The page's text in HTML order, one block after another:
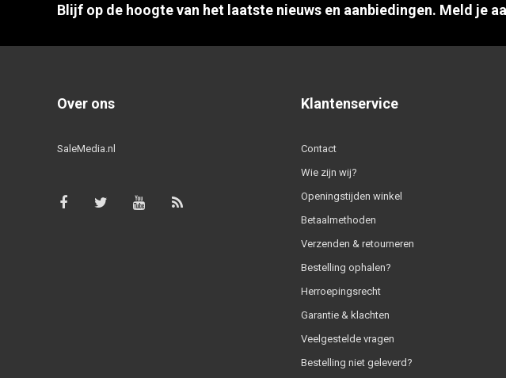
Blijf op de hoogte van het laatste nieuws en aanbiedingen. Meld je
Over ons
SaleMedia.nl
Klantenservice
Contact
Wie zijn wij?
Openingstijden winkel
Betaalmethoden
Verzenden & retourneren
Bestelling ophalen?
Herroepingsrecht
Garantie & klachten
Veelgestelde vragen
Bestelling niet geleverd?